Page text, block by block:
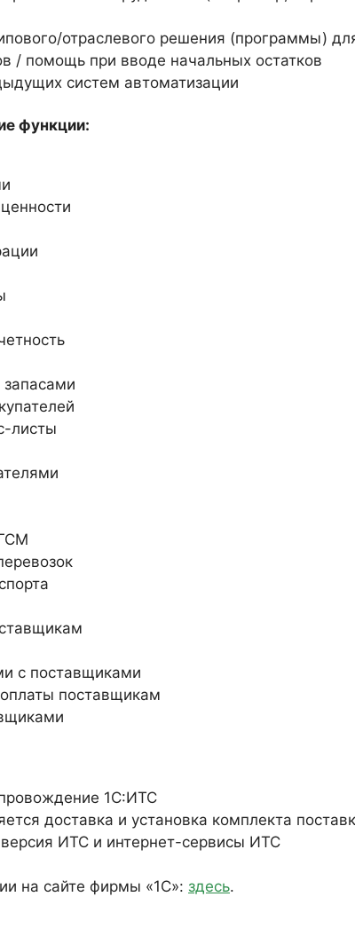
отраслевого решения (программы)
/ помощь при вводе начальных остатков
систем автоматизации
функции:
листы
с поставщиками
поставщикам
1С:ИТС
доставка и установка комплекта
ИТС и интернет-сервисы ИТС
на сайте фирмы «1С»: здесь.